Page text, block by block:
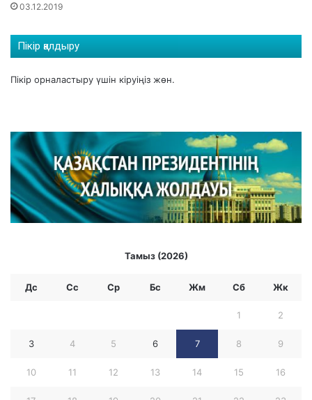
к
з
і
і
03.12.2019
Пікір қалдыру
Пікір орналастыру үшін кіруіңіз жөн.
Тамыз (2026)
Дс Сс Ср Бc Жм Сб Жк
1 2
3 4 5 6 7 8 9
10 11 12 13 14 15 16